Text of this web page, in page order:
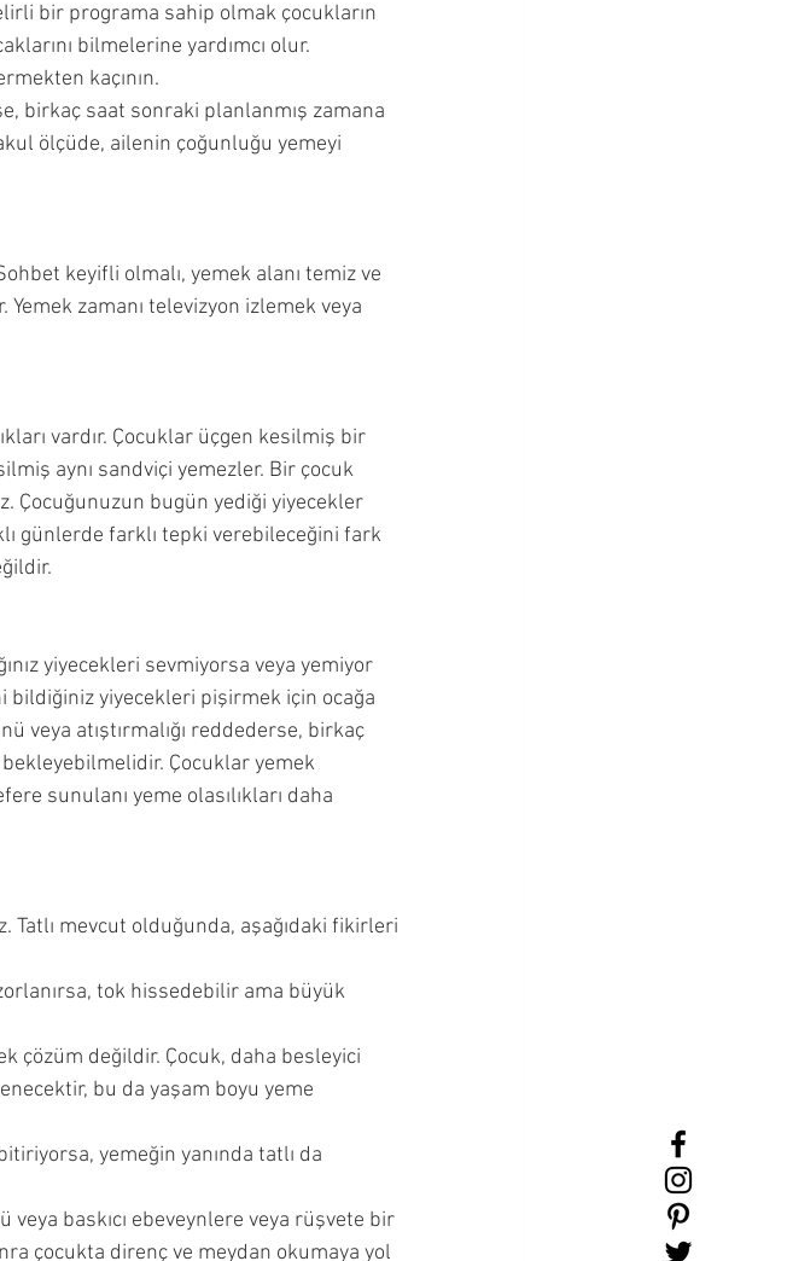
bir programa sahip olmak çocukların
bilmelerine yardımcı olur.
kaçının.
birkaç saat sonraki planlanmış zamana
ölçüde, ailenin çoğunluğu yemeyi
keyifli olmalı, yemek alanı temiz ve
Yemek zamanı televizyon izlemek veya
vardır. Çocuklar üçgen kesilmiş bir
aynı sandviçi yemezler. Bir çocuk
Çocuğunuzun bugün yediği yiyecekler
günlerde farklı tepki verebileceğini fark
yiyecekleri sevmiyorsa veya yemiyor
bildiğiniz yiyecekleri pişirmek için ocağa
veya atıştırmalığı reddederse, birkaç
Çocuklar yemek
sunulanı yeme olasılıkları daha
Tatlı mevcut olduğunda, aşağıdaki fikirleri
tok hissedebilir ama büyük
çözüm değildir. Çocuk, daha besleyici
bu da yaşam boyu yeme
yemeğin yanında tatlı da
baskıcı ebeveynlere veya rüşvete bir
çocukta direnç ve meydan okumaya yol